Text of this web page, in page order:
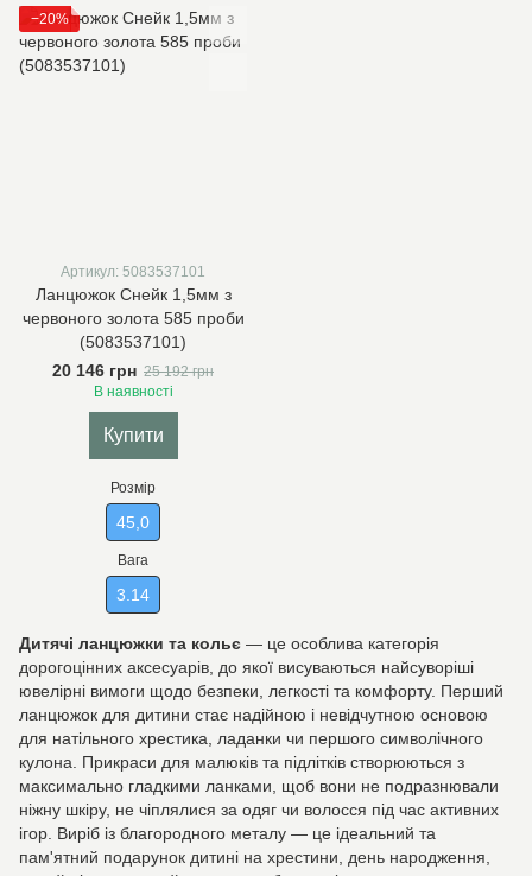
−20%
Артикул: 5083537101
Ланцюжок Снейк 1,5мм з
червоного золота 585 проби
(5083537101)
20 146 грн 25 192 грн
В наявності
Купити
Розмір
45,0
Вага
3.14
Дитячі ланцюжки та кольє — це особлива категорія
дорогоцінних аксесуарів, до якої висуваються найсуворіші
ювелірні вимоги щодо безпеки, легкості та комфорту. Перший
ланцюжок для дитини стає надійною і невідчутною основою
для натільного хрестика, ладанки чи першого символічного
кулона. Прикраси для малюків та підлітків створюються з
максимально гладкими ланками, щоб вони не подразнювали
ніжну шкіру, не чіплялися за одяг чи волосся під час активних
ігор. Виріб із благородного металу — це ідеальний та
пам'ятний подарунок дитині на хрестини, день народження,